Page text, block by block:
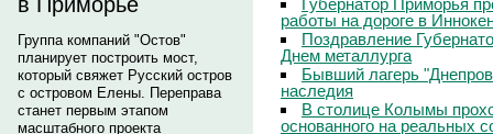
Группа компаний "Остов"
планирует построить мост,
который свяжет Русский остров
с островом Елены. Переправа
станет первым этапом
масштабного проекта
работы на дороге в
Поздравление
Днем металлурга
Бывший лагерь
наследия
В столице Колымы
основанного на реальных